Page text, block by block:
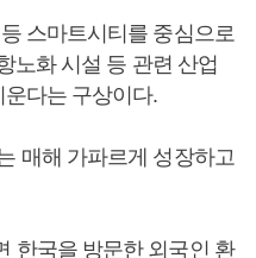
스마트시티를 중심으로
노화 시설 등 관련 산업
다는 구상이다.
매해 가파르게 성장하고
한국을 방문한 외국인 환